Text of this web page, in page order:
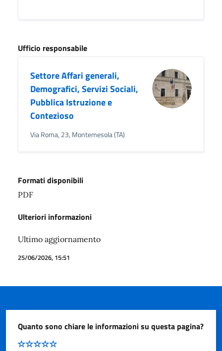
Ufficio responsabile
Settore Affari generali,
Demografici, Servizi Sociali,
Pubblica Istruzione e
Contezioso
Via Roma, 23, Montemesola (TA)
Formati disponibili
PDF
Ulteriori informazioni
Ultimo aggiornamento
25/06/2026, 15:51
Quanto sono chiare le informazioni su questa pagina?